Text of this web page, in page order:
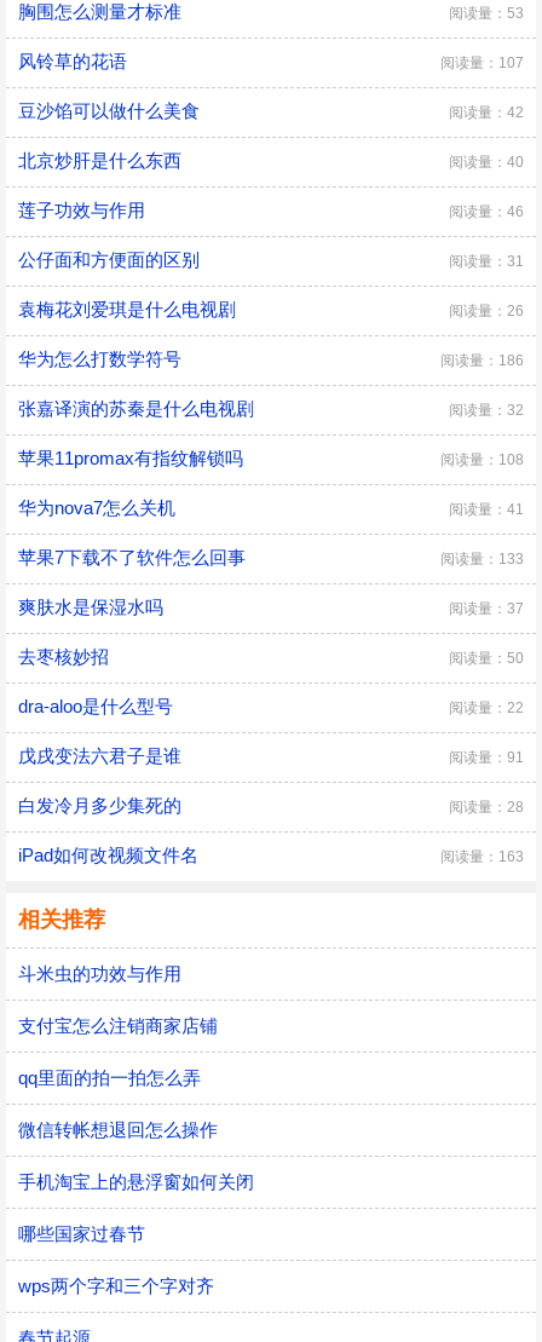
胸围怎么测量才标准 阅读量：53
风铃草的花语 阅读量：107
豆沙馅可以做什么美食 阅读量：42
北京炒肝是什么东西 阅读量：40
莲子功效与作用 阅读量：46
公仔面和方便面的区别 阅读量：31
袁梅花刘爱琪是什么电视剧 阅读量：26
华为怎么打数学符号 阅读量：186
张嘉译演的苏秦是什么电视剧 阅读量：32
苹果11promax有指纹解锁吗 阅读量：108
华为nova7怎么关机 阅读量：41
苹果7下载不了软件怎么回事 阅读量：133
爽肤水是保湿水吗 阅读量：37
去枣核妙招 阅读量：50
dra-aloo是什么型号 阅读量：22
戊戌变法六君子是谁 阅读量：91
白发冷月多少集死的 阅读量：28
iPad如何改视频文件名 阅读量：163
相关推荐
斗米虫的功效与作用
支付宝怎么注销商家店铺
qq里面的拍一拍怎么弄
微信转帐想退回怎么操作
手机淘宝上的悬浮窗如何关闭
哪些国家过春节
wps两个字和三个字对齐
春节起源